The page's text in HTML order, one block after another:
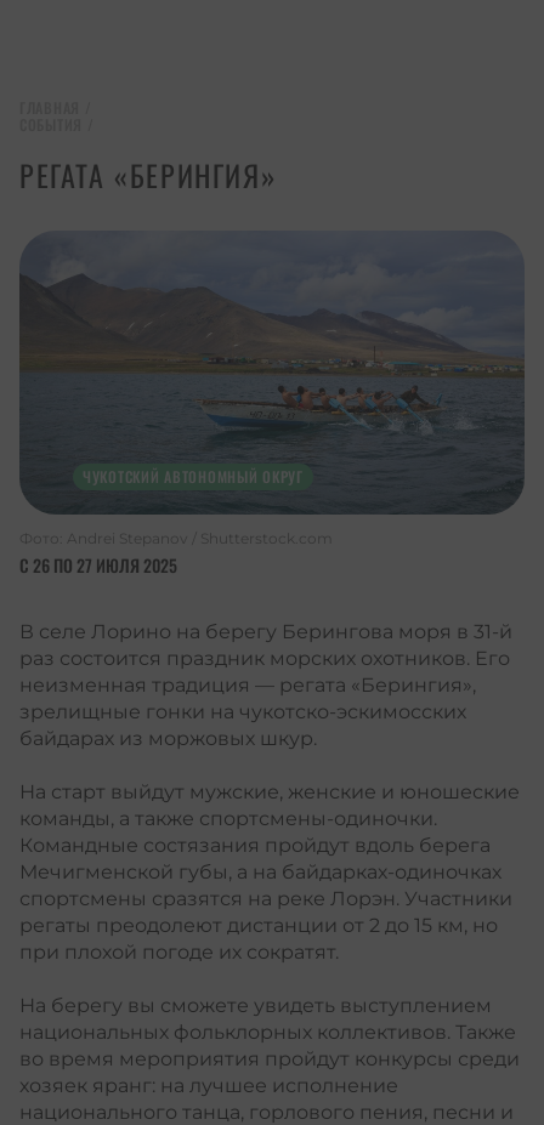
РЕГАТА «БЕРИНГИЯ»
ЧУКОТСКИЙ АВТОНОМНЫЙ ОКРУГ
С 26 ПО 27 ИЮЛЯ 2025
Фото: Andrei Stepanov / Shutterstock.com
В селе Лорино на берегу Берингова моря в 31-й
раз состоится праздник морских охотников. Его
неизменная традиция — регата «Берингия»,
зрелищные гонки на чукотско-эскимосских
байдарах из моржовых шкур.
На старт выйдут мужские, женские и юношеские
команды, а также спортсмены-одиночки.
Командные состязания пройдут вдоль берега
Мечигменской губы, а на байдарках-одиночках
спортсмены сразятся на реке Лорэн. Участники
регаты преодолеют дистанции от 2 до 15 км, но
при плохой погоде их сократят.
На берегу вы сможете увидеть выступлением
национальных фольклорных коллективов. Также
во время мероприятия пройдут конкурсы среди
хозяек яранг: на лучшее исполнение
национального танца, горлового пения, песни и